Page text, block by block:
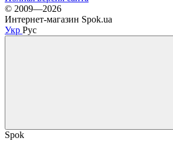
© 2009—2026
Интернет-магазин Spok.ua
Укр Рус
Spok